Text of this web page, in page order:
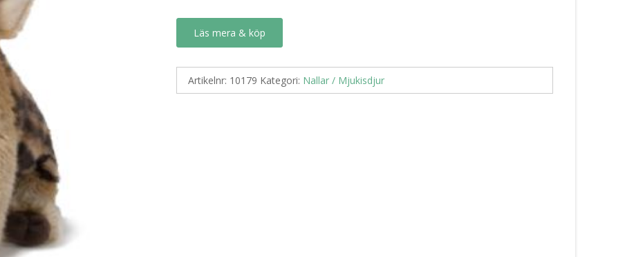
Läs mera & köp
Artikelnr: 10179 Kategori: Nallar / Mjukisdjur